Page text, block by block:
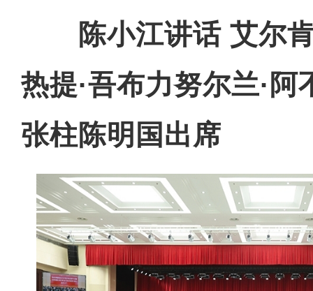
陈小江讲话 艾尔肯
热提·吾布力努尔兰·
张柱陈明国出席